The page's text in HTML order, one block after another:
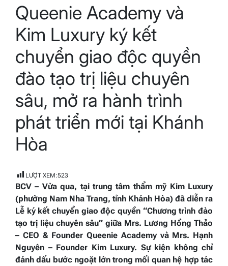
read
time
Queenie Academy và
Kim Luxury ký kết
chuyển giao độc quyền
đào tạo trị liệu chuyên
sâu, mở ra hành trình
phát triển mới tại Khánh
Hòa
LƯỢT XEM:523
BCV – Vừa qua, tại trung tâm thẩm mỹ Kim Luxury
(phường Nam Nha Trang, tỉnh Khánh Hòa) đã diễn ra
Lễ ký kết chuyển giao độc quyền “Chương trình đào
tạo trị liệu chuyên sâu” giữa Mrs. Lương Hồng Thảo
– CEO & Founder Queenie Academy và Mrs. Hạnh
Nguyên – Founder Kim Luxury. Sự kiện không chỉ
đánh dấu bước ngoặt lớn trong mối quan hệ hợp tác